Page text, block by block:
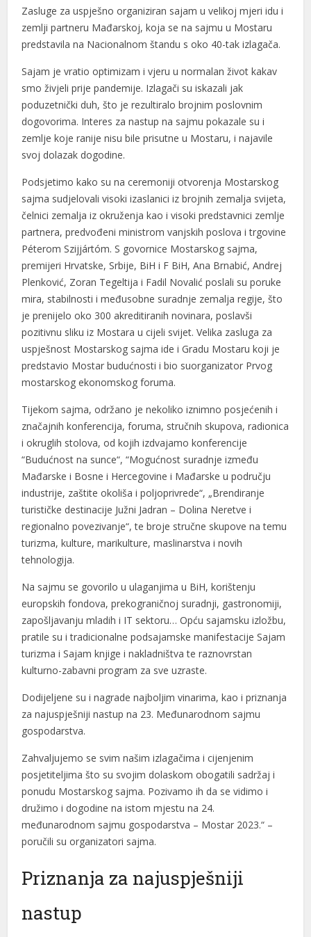
Zasluge za uspješno organiziran sajam u velikoj mjeri idu i
zemlji partneru Mađarskoj, koja se na sajmu u Mostaru
predstavila na Nacionalnom štandu s oko 40-tak izlagača.
Sajam je vratio optimizam i vjeru u normalan život kakav
smo živjeli prije pandemije. Izlagači su iskazali jak
poduzetnički duh, što je rezultiralo brojnim poslovnim
dogovorima. Interes za nastup na sajmu pokazale su i
zemlje koje ranije nisu bile prisutne u Mostaru, i najavile
svoj dolazak dogodine.
Podsjetimo kako su na ceremoniji otvorenja Mostarskog
sajma sudjelovali visoki izaslanici iz brojnih zemalja svijeta,
čelnici zemalja iz okruženja kao i visoki predstavnici zemlje
partnera, predvođeni ministrom vanjskih poslova i trgovine
Péterom Szijjártóm. S govornice Mostarskog sajma,
premijeri Hrvatske, Srbije, BiH i F BiH, Ana Brnabić, Andrej
Plenković, Zoran Tegeltija i Fadil Novalić poslali su poruke
mira, stabilnosti i međusobne suradnje zemalja regije, što
je prenijelo oko 300 akreditiranih novinara, poslavši
pozitivnu sliku iz Mostara u cijeli svijet. Velika zasluga za
uspješnost Mostarskog sajma ide i Gradu Mostaru koji je
predstavio Mostar budućnosti i bio suorganizator Prvog
mostarskog ekonomskog foruma.
Tijekom sajma, održano je nekoliko iznimno posjećenih i
značajnih konferencija, foruma, stručnih skupova, radionica
i okruglih stolova, od kojih izdvajamo konferencije
“Budućnost na sunce“, “Mogućnost suradnje između
Mađarske i Bosne i Hercegovine i Mađarske u području
industrije, zaštite okoliša i poljoprivrede“, „Brendiranje
turističke destinacije Južni Jadran – Dolina Neretve i
regionalno povezivanje“, te broje stručne skupove na temu
turizma, kulture, marikulture, maslinarstva i novih
tehnologija.
Na sajmu se govorilo u ulaganjima u BiH, korištenju
europskih fondova, prekograničnoj suradnji, gastronomiji,
zapošljavanju mladih i IT sektoru… Opću sajamsku izložbu,
pratile su i tradicionalne podsajamske manifestacije Sajam
turizma i Sajam knjige i nakladništva te raznovrstan
kulturno-zabavni program za sve uzraste.
Dodijeljene su i nagrade najboljim vinarima, kao i priznanja
za najuspješniji nastup na 23. Međunarodnom sajmu
gospodarstva.
Zahvaljujemo se svim našim izlagačima i cijenjenim
posjetiteljima što su svojim dolaskom obogatili sadržaj i
ponudu Mostarskog sajma. Pozivamo ih da se vidimo i
družimo i dogodine na istom mjestu na 24.
međunarodnom sajmu gospodarstva – Mostar 2023.“ –
poručili su organizatori sajma.
Priznanja za najuspješniji
nastup